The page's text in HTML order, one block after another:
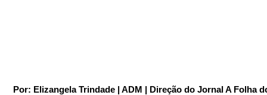
Por: Elizangela Trindade | ADM | Direção do Jornal A Folha